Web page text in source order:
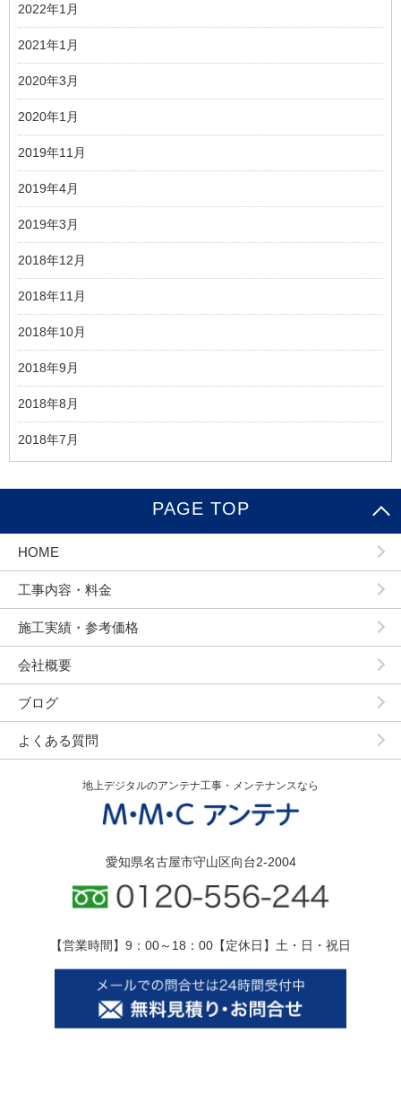
2022年1月
2021年1月
2020年3月
2020年1月
2019年11月
2019年4月
2019年3月
2018年12月
2018年11月
2018年10月
2018年9月
2018年8月
2018年7月
PAGE TOP
HOME
工事内容・料金
施工実績・参考価格
会社概要
ブログ
よくある質問
地上デジタルのアンテナ工事・メンテナンスなら
愛知県名古屋市守山区向台2-2004
【営業時間】9：00～18：00【定休日】土・日・祝日